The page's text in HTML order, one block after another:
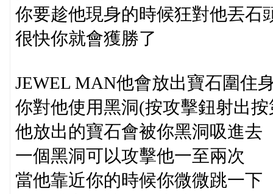
你要趁他現身的時候狂對他丟石
很快你就會獲勝了
JEWEL MAN他會放出寶石圍住
你對他使用黑洞(按攻擊鈕射出
他放出的寶石會被你黑洞吸進去
一個黑洞可以攻擊他一至兩次
當他靠近你的時候你微微跳一下